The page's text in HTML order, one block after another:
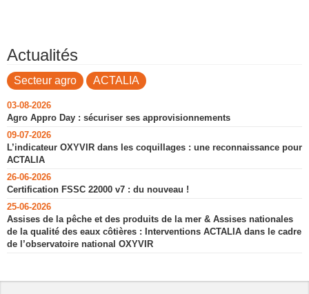
Actualités
Secteur agro ACTALIA
03-08-2026
Agro Appro Day : sécuriser ses approvisionnements
09-07-2026
L’indicateur OXYVIR dans les coquillages : une reconnaissance pour
ACTALIA
26-06-2026
Certification FSSC 22000 v7 : du nouveau !
25-06-2026
Assises de la pêche et des produits de la mer & Assises nationales
de la qualité des eaux côtières : Interventions ACTALIA dans le cadre
de l’observatoire national OXYVIR